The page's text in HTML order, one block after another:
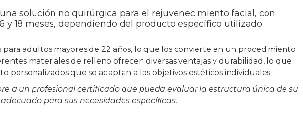
solución no quirúrgica para el rejuvenecimiento facial, con
18 meses, dependiendo del producto específico utilizado.
para adultos mayores de 22 años, lo que los convierte en un procedimiento
materiales de relleno ofrecen diversas ventajas y durabilidad, lo que
personalizados que se adaptan a los objetivos estéticos individuales.
a un profesional certificado que pueda evaluar la estructura única de su
para sus necesidades específicas.